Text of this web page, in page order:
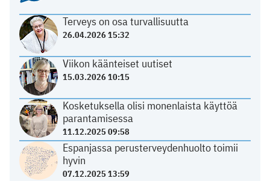
Terveys on osa turvallisuutta
26.04.2026 15:32
Viikon käänteiset uutiset
15.03.2026 10:15
Kosketuksella olisi monenlaista käyttöä
parantamisessa
11.12.2025 09:58
Espanjassa perusterveydenhuolto toimii
hyvin
07.12.2025 13:59